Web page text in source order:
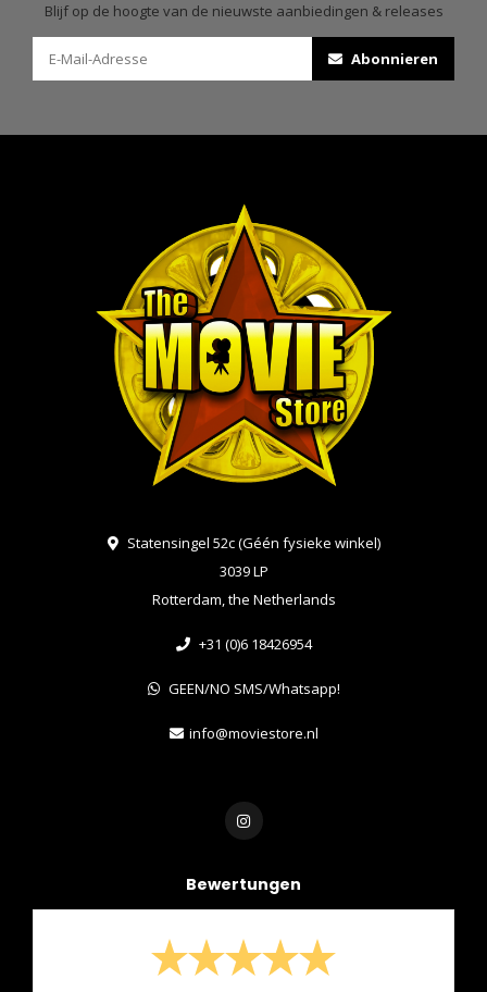
Blijf op de hoogte van de nieuwste aanbiedingen & releases
Abonnieren
Statensingel 52c (Géén fysieke winkel)
3039 LP
Rotterdam, the Netherlands
+31 (0)6 18426954
GEEN/NO SMS/Whatsapp!
info@moviestore.nl
Bewertungen